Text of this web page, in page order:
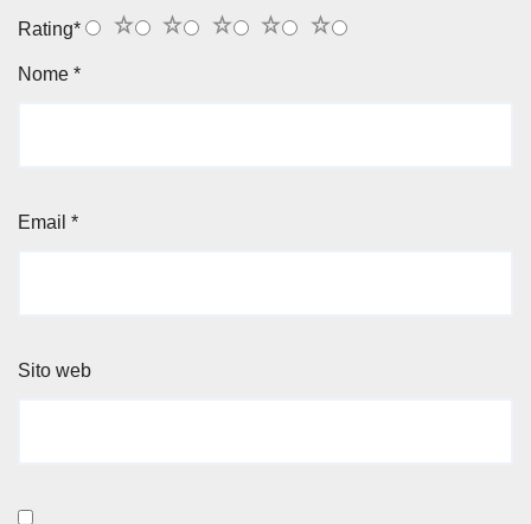
Rating* 5
4
3
2
1
Nome *
Email *
Sito web